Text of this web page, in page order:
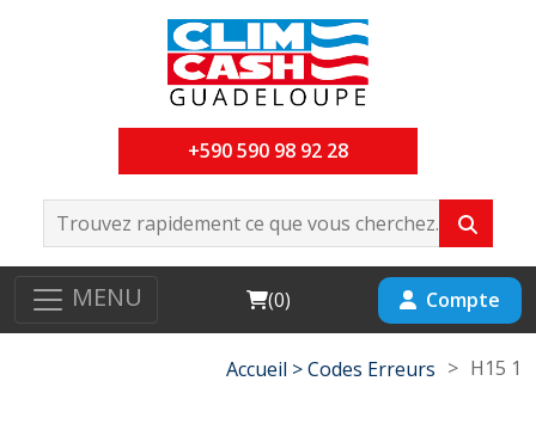
+590 590 98 92 28
MENU Cart
(0) Compte
Accueil >Codes Erreurs > H15 1